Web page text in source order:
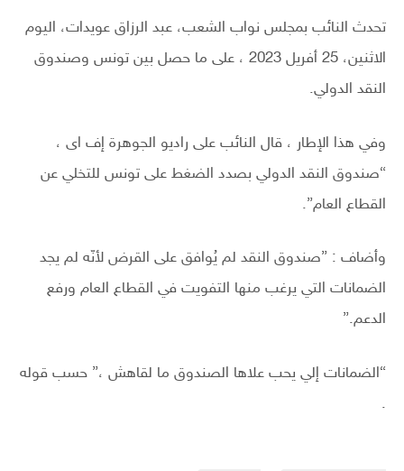
تحدث النائب بمجلس نواب الشعب، عبد الرزاق عويدات، اليوم
الاثنين، 25 أفريل 2023 ، على ما حصل بين تونس وصندوق
النقد الدولي.
وفي هذا الإطار ، قال النائب على راديو الجوهرة إف اى ،
“صندوق النقد الدولي بصدد الضغط على تونس للتخلي عن
القطاع العام”.
وأضاف : ”صندوق النقد لم يُوافق على القرض لأنّه لم يجد
الضمانات التي يرغب منها التفويت في القطاع العام ورفع
الدعم.”
“الضمانات إلي يحب علاها الصندوق ما لقاهش ،” حسب قوله
.